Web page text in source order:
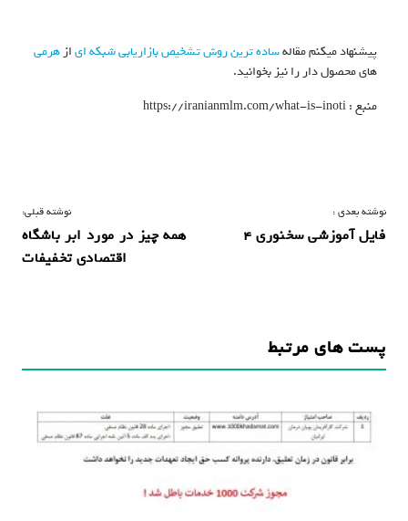
پیشنهاد میکنم مقالهساده ترین روش تشخیص بازاریابی شبکه ایازهرمی
های محصول دار را نیز بخوانید.
منبع : https://iranianmlm.com/what-is-inoti
ر
ا
ی
نوشته قبلی:
همه چیز در مورد ابر باشگاه
اقتصادی تخفیفات
نوشته بعدی :
فایل آموزشى سخنورى ۴
پست های مرتبط